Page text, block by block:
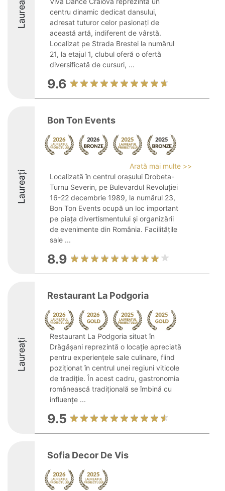
Laureați
centru dinamic dedicat dansului,
adresat tuturor celor pasionați de
această artă, indiferent de vârstă.
Localizat pe Strada Brestei la numărul
21, la etajul 1, clubul oferă o ofertă
diversificată de cursuri, ...
9.6
Laureați
Bon Ton Events
Arată mai multe >>
Localizată în centrul orașului Drobeta-
Turnu Severin, pe Bulevardul Revoluției
16-22 decembrie 1989, la numărul 23,
Bon Ton Events ocupă un loc important
pe piața divertismentului și organizării
de evenimente din România. Facilitățile
sale ...
8.9
Laureați
Restaurant La Podgoria
Restaurant La Podgoria situat în
Drăgășani reprezintă o locație apreciată
pentru experiențele sale culinare, fiind
poziționat în centrul unei regiuni viticole
de tradiție. În acest cadru, gastronomia
românească tradițională se îmbină cu
influențe ...
9.5
Sofia Decor De Vis